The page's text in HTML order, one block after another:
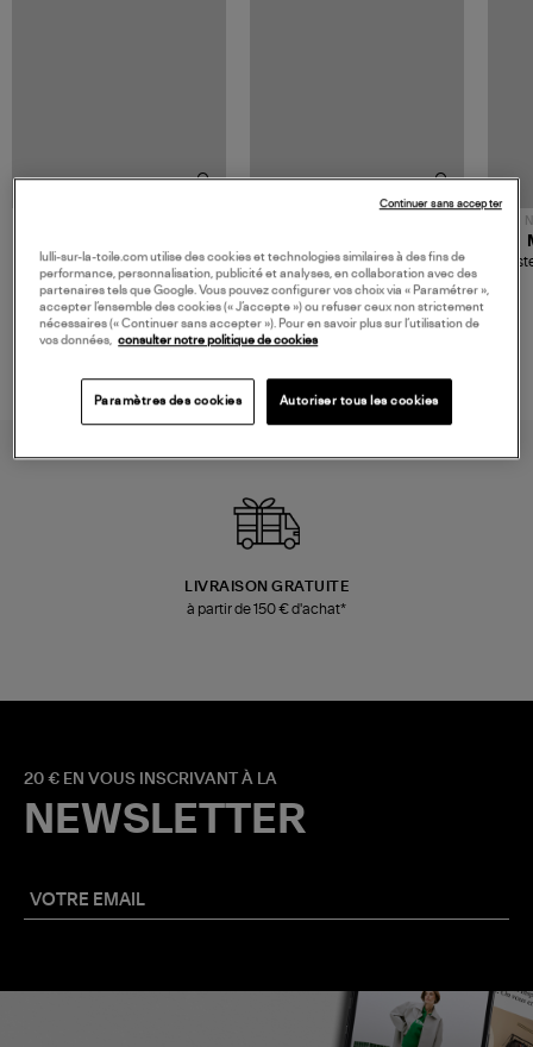
480,00 €
Sac Bobi S Cuir Lamé
Champagne
189,00 €
Mocassins Killian Sport
Mousse
LIVRAISON GRATUITE
à partir de 150 € d'achat*
20 € EN VOUS INSCRIVANT À LA
NEWSLETTER
lulli-sur-la-toile.com utilise des cookies et technologies similaires à des fins de
performance, personnalisation, publicité et analyses, en collaboration avec des
partenaires tels que Google. Vous pouvez configurer vos choix via « Paramétrer »,
accepter l’ensemble des cookies (« J’accepte ») ou refuser ceux non strictement
nécessaires (« Continuer sans accepter »). Pour en savoir plus sur l’utilisation de
vos données, consulter notre politique de cookies
Paramètres des cookies Autoriser tous les cookies
Continuer sans accepter